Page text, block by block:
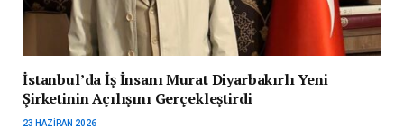
İstanbul’da İş İnsanı Murat Diyarbakırlı Yeni
Şirketinin Açılışını Gerçekleştirdi
23 HAZIRAN 2026